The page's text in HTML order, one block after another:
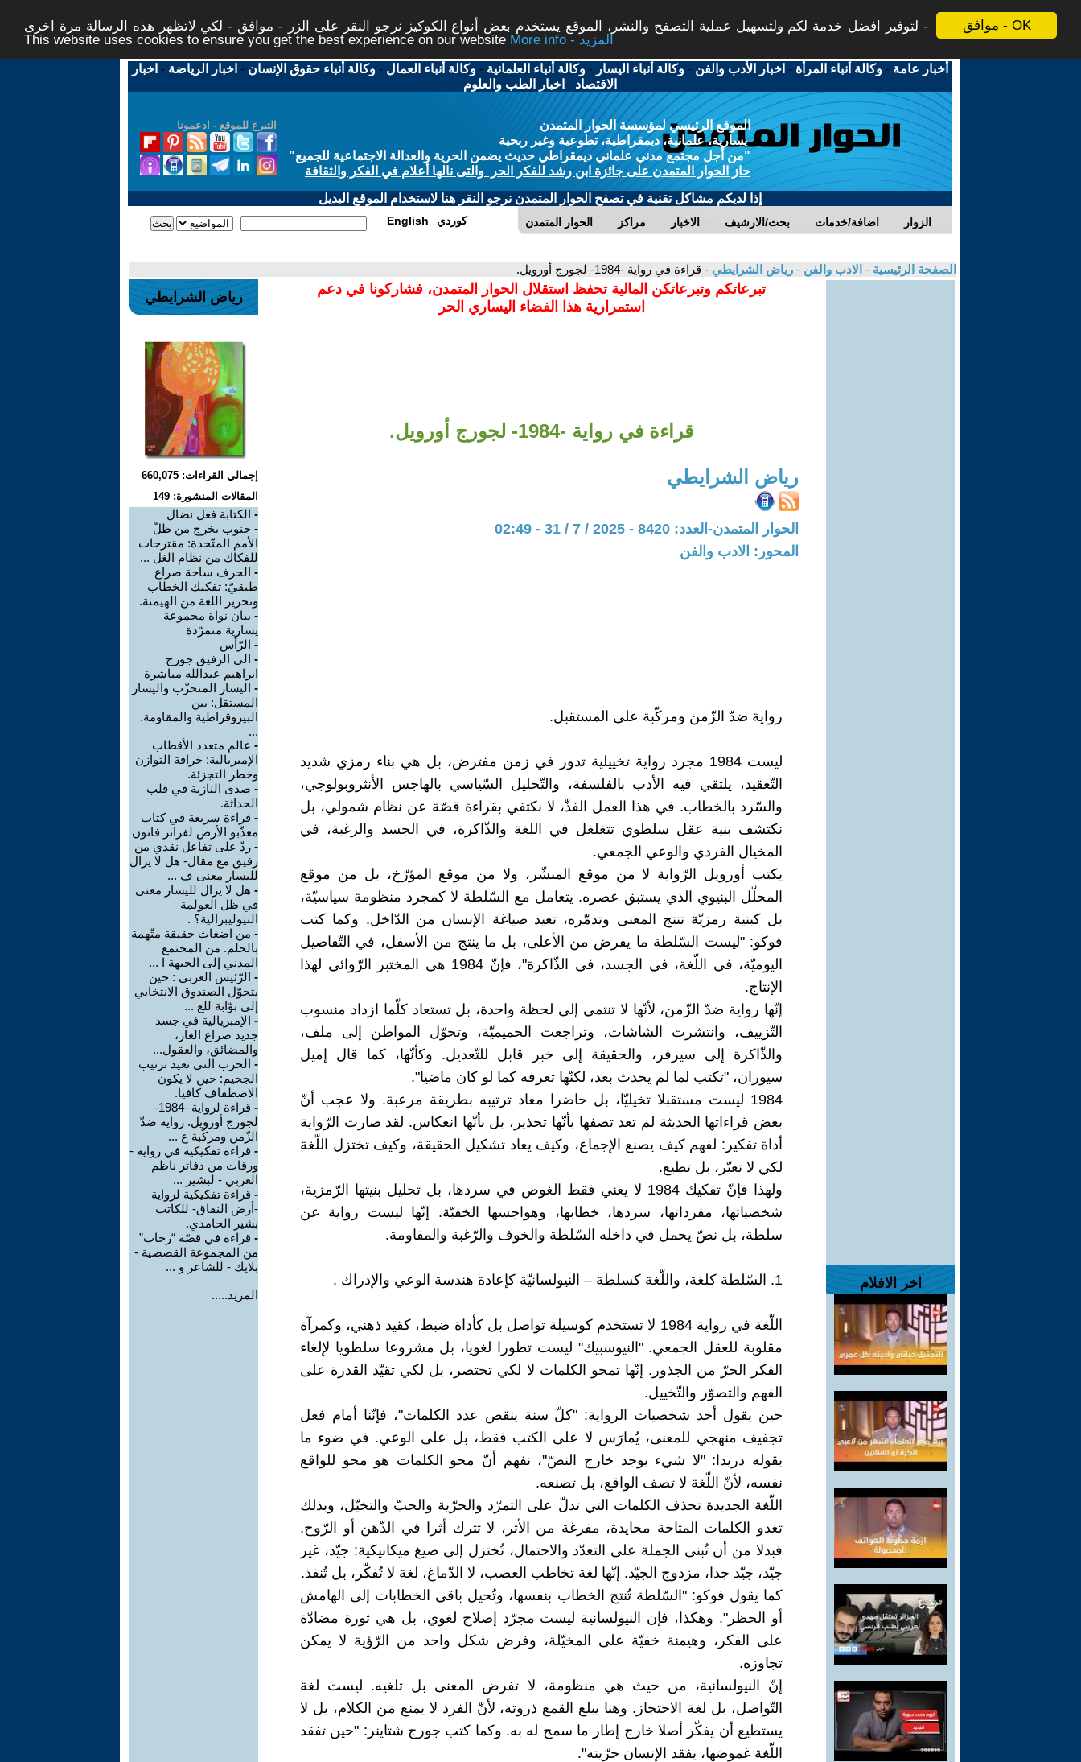
موافق - OK
لتوفير افضل خدمة لكم ولتسهيل عملية التصفح والنشر، الموقع يستخدم بعض أنواع الكوكيز نرجو النقر على الزر - موافق - لكي لاتظهر هذه الرسالة مرة اخرى -
This website uses cookies to ensure you get the best experience on our website
More info - المزيد
أخبار عامة -وكالة أنباء المرأة - اخبار الأدب والفن -وكالة أنباء اليسار -وكالة أنباء العلمانية -وكالة أنباء العمال -وكالة أنباء حقوق الإنسان - اخبار الرياضة - اخبار
الاقتصاد - اخبار الطب والعلوم
التبرع للموقع - ادعمونا
الموقع الرئيسي لمؤسسة الحوار المتمدن
يسارية، علمانية، ديمقراطية، تطوعية وغير ربحية
"من أجل مجتمع مدني علماني ديمقراطي حديث يضمن الحرية والعدالة الاجتماعية للجميع"
حاز الحوار المتمدن على جائزة ابن رشد للفكر الحر والتى نالها أعلام في الفكر والثقافة
إذا لديكم مشاكل تقنية في تصفح الحوار المتمدن نرجو النقر هنا لاستخدام الموقع البديل
الحوار المتمدن مراكز الاخبار بحث/الارشيف اضافة/خدمات الزوار English كوردي
الصفحة الرئيسية - الادب والفن - رياض الشرايطي - قراءة في رواية -1984- لجورج أورويل.
اخر الافلام
تبرعاتكم وتبرعاتكن المالية تحفظ استقلال الحوار المتمدن، فشاركونا في دعم
استمرارية هذا الفضاء اليساري الحر
قراءة في رواية -1984- لجورج أورويل.
رياض الشرايطي
الحوار المتمدن-العدد: 8420 - 2025 / 7 / 31 - 02:49
المحور: الادب والفن
رواية ضدّ الزّمن ومركّبة على المستقبل.
ليست 1984 مجرد رواية تخييلية تدور في زمن مفترض، بل هي بناء رمزي شديد
التّعقيد، يلتقي فيه الأدب بالفلسفة، والتّحليل السّياسي بالهاجس الأنثروبولوجي،
والسّرد بالخطاب. في هذا العمل الفذّ، لا نكتفي بقراءة قصّة عن نظام شمولي، بل
نكتشف بنية عقل سلطوي تتغلغل في اللغة والذّاكرة، في الجسد والرغبة، في
المخيال الفردي والوعي الجمعي.
يكتب أورويل الرّواية لا من موقع المبشّر، ولا من موقع المؤرّخ، بل من موقع
المحلّل البنيوي الذي يستبق عصره. يتعامل مع السّلطة لا كمجرد منظومة سياسيّة،
بل كبنية رمزيّة تنتج المعنى وتدمّره، تعيد صياغة الإنسان من الدّاخل. وكما كتب
فوكو: "ليست السّلطة ما يفرض من الأعلى، بل ما ينتج من الأسفل، في التّفاصيل
اليوميّة، في اللّغة، في الجسد، في الذّاكرة"، فإنّ 1984 هي المختبر الرّوائي لهذا
الإنتاج.
إنّها رواية ضدّ الزّمن، لأنّها لا تنتمي إلى لحظة واحدة، بل تستعاد كلّما ازداد منسوب
التّزييف، وانتشرت الشاشات، وتراجعت الحميميّة، وتحوّل المواطن إلى ملف،
والذّاكرة إلى سيرفر، والحقيقة إلى خبر قابل للتّعديل. وكأنّها، كما قال إميل
سيوران، "تكتب لما لم يحدث بعد، لكنّها تعرفه كما لو كان ماضيا".
1984 ليست مستقبلا تخيليّا، بل حاضرا معاد ترتيبه بطريقة مرعبة. ولا عجب أنّ
بعض قراءاتها الحديثة لم تعد تصفها بأنّها تحذير، بل بأنّها انعكاس. لقد صارت الرّواية
أداة تفكير: لفهم كيف يصنع الإجماع، وكيف يعاد تشكيل الحقيقة، وكيف تختزل اللّغة
لكي لا تعبّر، بل تطيع.
ولهذا فإنّ تفكيك 1984 لا يعني فقط الغوص في سردها، بل تحليل بنيتها الرّمزية،
شخصياتها، مفرداتها، سردها، خطابها، وهواجسها الخفيّة. إنّها ليست رواية عن
سلطة، بل نصّ يحمل في داخله السّلطة والخوف والرّغبة والمقاومة.
1. السّلطة كلغة، واللّغة كسلطة – النيولسانيّة كإعادة هندسة الوعي والإدراك .
اللّغة في رواية 1984 لا تستخدم كوسيلة تواصل بل كأداة ضبط، كقيد ذهني، وكمرآة
مقلوبة للعقل الجمعي. "النيوسبيك" ليست تطورا لغويا، بل مشروعا سلطويا لإلغاء
الفكر الحرّ من الجذور. إنّها تمحو الكلمات لا لكي تختصر، بل لكي تقيّد القدرة على
الفهم والتصوّر والتّخييل.
حين يقول أحد شخصيات الرواية: "كلّ سنة ينقص عدد الكلمات"، فإنّنا أمام فعل
تجفيف منهجي للمعنى، يُمارَس لا على الكتب فقط، بل على الوعي. في ضوء ما
يقوله دريدا: "لا شيء يوجد خارج النصّ"، نفهم أنّ محو الكلمات هو محو للواقع
نفسه، لأنّ اللّغة لا تصف الواقع، بل تصنعه.
اللّغة الجديدة تحذف الكلمات التي تدلّ على التمرّد والحرّية والحبّ والتخيّل، وبذلك
تغدو الكلمات المتاحة محايدة، مفرغة من الأثر، لا تترك أثرا في الذّهن أو الرّوح.
فبدلا من أن تُبنى الجملة على التعدّد والاحتمال، تُختزل إلى صيغ ميكانيكية: جيّد، غير
جيّد، جيّد جدا، مزدوج الجيّد. إنّها لغة تخاطب العصب، لا الدّماغ، لغة لا تُفكّر، بل تُنفذ.
كما يقول فوكو: "السّلطة تُنتج الخطاب بنفسها، وتُحيل باقي الخطابات إلى الهامش
أو الحظر". وهكذا، فإن النيولسانية ليست مجرّد إصلاح لغوي، بل هي ثورة مضادّة
على الفكر، وهيمنة خفيّة على المخيّلة، وفرض شكل واحد من الرّؤية لا يمكن
تجاوزه.
إنّ النيولسانية، من حيث هي منظومة، لا تفرض المعنى بل تلغيه. ليست لغة
التّواصل، بل لغة الاحتجاز. وهنا يبلغ القمع ذروته، لأنّ الفرد لا يمنع من الكلام، بل لا
يستطيع أن يفكّر أصلا خارج إطار ما سمح له به. وكما كتب جورج شتاينر: "حين تفقد
اللّغة غموضها، يفقد الإنسان حرّيته".
رياض الشرايطي
إجمالي القراءات: 660,075
المقالات المنشورة: 149
- الكتابة فعل نضال
- جنوب يخرج من ظلّ
الأمم المتّحدة: مقترحات
للفكاك من نظام الغل ...
- الحرف ساحة صراع
طبقيّ: تفكيك الخطاب
وتحرير اللغة من الهيمنة.
- بيان نواة مجموعة
يسارية متمرّدة
- الرّأس
- الى الرفيق جورج
ابراهيم عبدالله مباشرة
- اليسار المتحزّب واليسار
المستقل: بين
البيروقراطية والمقاومة.
...
- عالم متعدد الأقطاب
الإمبريالية: خرافة التوازن
وخطر التجزئة.
- صدى النازية في قلب
الحداثة.
- قراءة سريعة في كتاب
معذّبو الأرض لفرانز فانون
- ردّ على تفاعل نقدي من
رفيق مع مقال- هل لا يزال
لليسار معنى ف ...
- هل لا يزال لليسار معنى
في ظل العولمة
النيوليبرالية؟ .
- من اضغاث حقيقة متّهمة
بالحلم. من المجتمع
المدني إلى الجبهة ا ...
- الرّئيس العربي : حين
يتحوّل الصندوق الانتخابي
إلى بوّابة للع ...
- الإمبريالية في جسد
جديد صراع الغاز،
والمضائق، والعقول...
- الحرب التي تعيد ترتيب
الجحيم: حين لا يكون
الاصطفاف كافيا.
-
قراءة لرواية -1984-
لجورج أورويل. رواية ضدّ
الزّمن ومركّبة ع ...
- قراءة تفكيكية في رواية -
ورقات من دفاتر ناظم
العربي - لبشير ...
- قراءة تفكيكية لرواية
-أرض النفاق- للكاتب
بشير الحامدي.
- قراءة في قصّة “رحاب”
من المجموعة القصصية -
بلايك - للشاعر و ...
المزيد.....